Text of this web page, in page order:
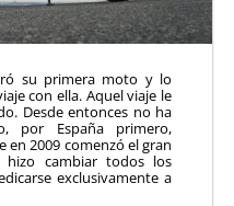
su primera moto y lo
con ella. Aquel viaje le
Desde entonces no ha
por España primero,
en 2009 comenzó el gran
cambiar todos los
exclusivamente a